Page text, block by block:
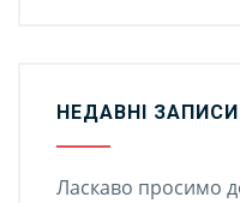
НЕДАВНІ ЗАПИСИ
Ласкаво просимо